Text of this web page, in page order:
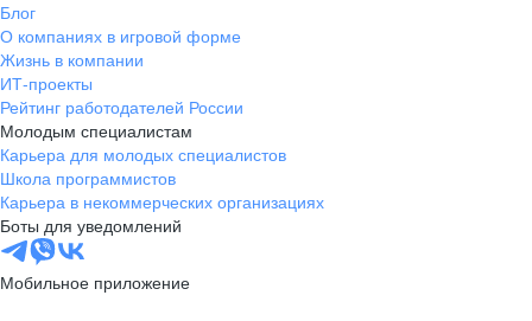
Блог
О компаниях в игровой форме
Жизнь в компании
ИТ-проекты
Рейтинг работодателей России
Молодым специалистам
Карьера для молодых специалистов
Школа программистов
Карьера в некоммерческих организациях
Боты для уведомлений
Мобильное приложение